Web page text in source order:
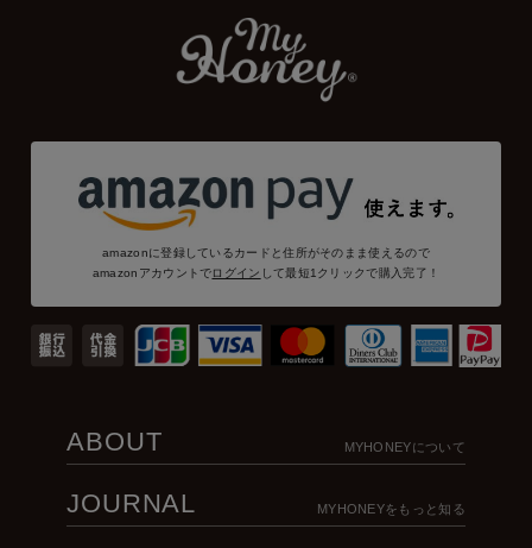
amazonに登録しているカードと住所がそのまま使えるので
amazonアカウントでログイン して最短1クリックで購入完了！
ABOUT MYHONEYについて
JOURNAL MYHONEYをもっと知る